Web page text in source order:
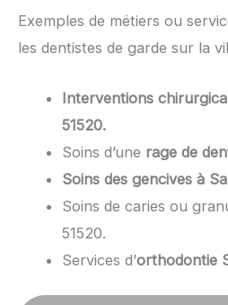
Exemples de métiers ou
les dentistes de garde sur la
Interventions
51520.
Soins d’une rage de
Soins des gencives à
Soins de caries ou
51520.
Services d’orthodontie